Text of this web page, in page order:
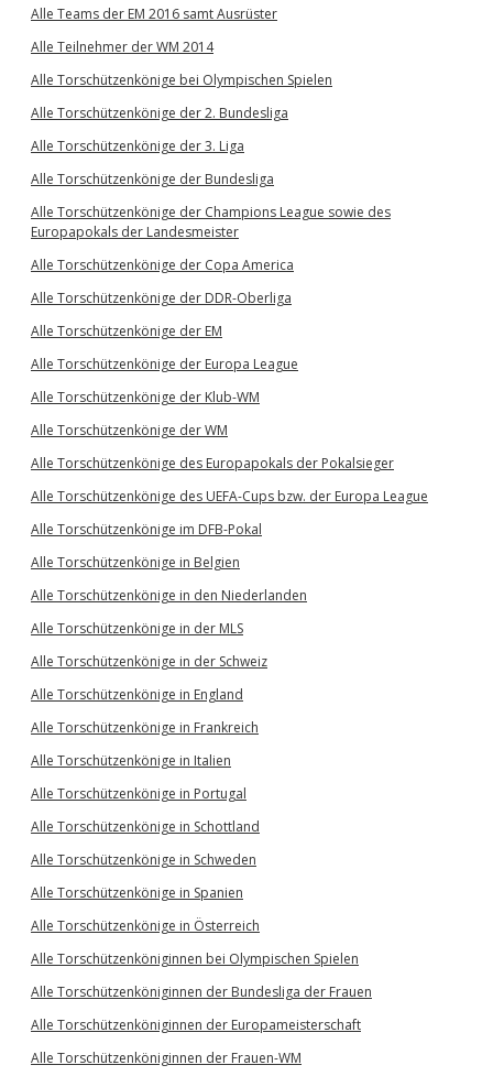
Alle Teams der EM 2016 samt Ausrüster
Alle Teilnehmer der WM 2014
Alle Torschützenkönige bei Olympischen Spielen
Alle Torschützenkönige der 2. Bundesliga
Alle Torschützenkönige der 3. Liga
Alle Torschützenkönige der Bundesliga
Alle Torschützenkönige der Champions League sowie des
Europapokals der Landesmeister
Alle Torschützenkönige der Copa America
Alle Torschützenkönige der DDR-Oberliga
Alle Torschützenkönige der EM
Alle Torschützenkönige der Europa League
Alle Torschützenkönige der Klub-WM
Alle Torschützenkönige der WM
Alle Torschützenkönige des Europapokals der Pokalsieger
Alle Torschützenkönige des UEFA-Cups bzw. der Europa League
Alle Torschützenkönige im DFB-Pokal
Alle Torschützenkönige in Belgien
Alle Torschützenkönige in den Niederlanden
Alle Torschützenkönige in der MLS
Alle Torschützenkönige in der Schweiz
Alle Torschützenkönige in England
Alle Torschützenkönige in Frankreich
Alle Torschützenkönige in Italien
Alle Torschützenkönige in Portugal
Alle Torschützenkönige in Schottland
Alle Torschützenkönige in Schweden
Alle Torschützenkönige in Spanien
Alle Torschützenkönige in Österreich
Alle Torschützenköniginnen bei Olympischen Spielen
Alle Torschützenköniginnen der Bundesliga der Frauen
Alle Torschützenköniginnen der Europameisterschaft
Alle Torschützenköniginnen der Frauen-WM